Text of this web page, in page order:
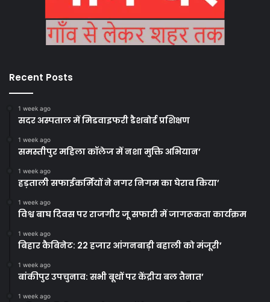
Recent Posts
1 week ago
सदर अस्पताल में मिडवाइफरी डैशबोर्ड प्रशिक्षण
1 week ago
समस्तीपुर महिला कॉलेज में नशा मुक्ति अभियान’
1 week ago
हड़ताली सफाईकर्मियों ने नगर निगम का घेराव किया’
1 week ago
विश्व बाघ दिवस पर राजगीर जू सफारी में जागरूकता कार्यक्रम
1 week ago
बिहार कैबिनेट: 22 हजार आंगनबाड़ी बहाली को मंजूरी’
1 week ago
बांकीपुर उपचुनाव: सभी बूथों पर केंद्रीय बल तैनात’
1 week ago